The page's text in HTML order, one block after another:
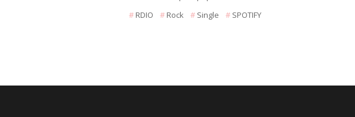
RDIO
Rock Single SPOTIFY